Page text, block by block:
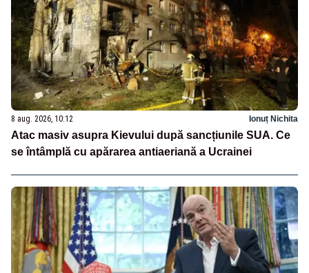
8 aug. 2026, 10:12 Ionuț Nichita
Atac masiv asupra Kievului după sancțiunile SUA. Ce
se întâmplă cu apărarea antiaeriană a Ucrainei